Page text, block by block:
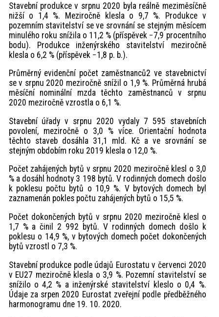
Stavební produkce v srpnu 2020 byla reálně meziměsíčně
nižší o 1,4 %. Meziročně klesla o 9,7 %. Produkce v
pozemním stavitelství se ve srovnání se stejným měsícem
minulého roku snížila o 11,2 % (příspěvek −7,9 procentního
bodu). Produkce inženýrského stavitelství meziročně
klesla o 6,2 % (příspěvek −1,8 p. b.).
Průměrný evidenční počet zaměstnanců2 ve stavebnictví
se v srpnu 2020 meziročně snížil o 1,9 %. Průměrná hrubá
měsíční nominální mzda těchto zaměstnanců v srpnu
2020 meziročně vzrostla o 6,1 %.
Stavební úřady v srpnu 2020 vydaly 7 595 stavebních
povolení, meziročně o 3,0 % více. Orientační hodnota
těchto staveb dosáhla 31,1 mld. Kč a ve srovnání se
stejným obdobím roku 2019 klesla o 12,0 %.
Počet zahájených bytů v srpnu 2020 meziročně klesl o 3,0
% a dosáhl hodnoty 3 198 bytů. V rodinných domech došlo
k poklesu počtu bytů o 10,9 %. V bytových domech byl
zaznamenán pokles počtu zahájených bytů o 15,5 %.
Počet dokončených bytů v srpnu 2020 meziročně klesl o
1,7 % a činil 2 992 bytů. V rodinných domech došlo k
poklesu o 14,9 %, v bytových domech počet dokončených
bytů vzrostl o 7,3 %.
Stavební produkce podle údajů Eurostatu v červenci 2020
v EU27 meziročně klesla o 3,9 %. Pozemní stavitelství se
snížilo o 4,2 % a inženýrské stavitelství kleslo o 0,4 %.
Údaje za srpen 2020 Eurostat zveřejní podle předběžného
harmonogramu dne 19. 10. 2020.